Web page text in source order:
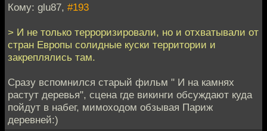
Кому: glu87, #193
> И не только терроризировали, но и отхватывали от
стран Европы солидные куски территории и
закреплялись там.
Сразу вспомнился старый фильм " И на камнях
растут деревья", сцена где викинги обсуждают куда
пойдут в набег, мимоходом обзывая Париж
деревней:)